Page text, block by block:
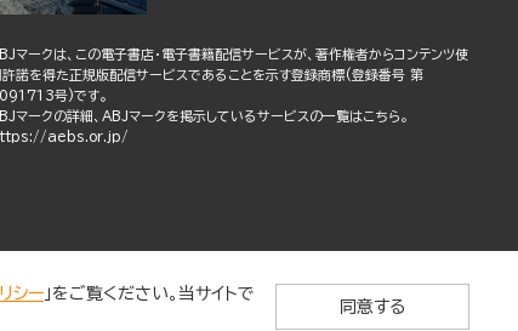
マークは、この電子書店・電子書籍配信サービスが、著作権者からコンテンツ使
許諾を得た正規版配信サービスであることを示す登録商標(登録番号 第
号)です。
マークの詳細、ABJマークを掲示しているサービスの一覧はこちら。
aebs.or.jp/
シー 」をご覧ください。当サイトで
同意する